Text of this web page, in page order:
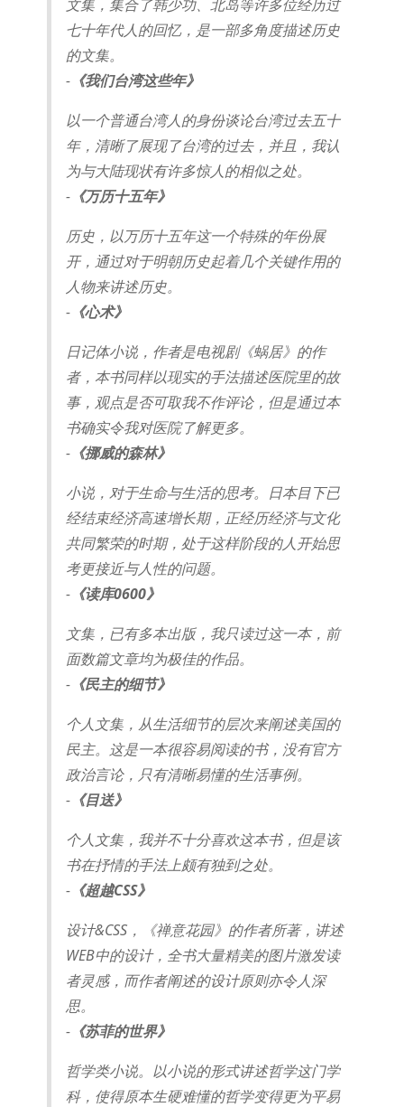
文集，集合了韩少功、北岛等许多位经历过
七十年代人的回忆，是一部多角度描述历史
的文集。
- 《我们台湾这些年》
以一个普通台湾人的身份谈论台湾过去五十
年，清晰了展现了台湾的过去，并且，我认
为与大陆现状有许多惊人的相似之处。
- 《万历十五年》
历史，以万历十五年这一个特殊的年份展
开，通过对于明朝历史起着几个关键作用的
人物来讲述历史。
- 《心术》
日记体小说，作者是电视剧《蜗居》的作
者，本书同样以现实的手法描述医院里的故
事，观点是否可取我不作评论，但是通过本
书确实令我对医院了解更多。
- 《挪威的森林》
小说，对于生命与生活的思考。日本目下已
经结束经济高速增长期，正经历经济与文化
共同繁荣的时期，处于这样阶段的人开始思
考更接近与人性的问题。
- 《读库0600》
文集，已有多本出版，我只读过这一本，前
面数篇文章均为极佳的作品。
- 《民主的细节》
个人文集，从生活细节的层次来阐述美国的
民主。这是一本很容易阅读的书，没有官方
政治言论，只有清晰易懂的生活事例。
- 《目送》
个人文集，我并不十分喜欢这本书，但是该
书在抒情的手法上颇有独到之处。
- 《超越CSS》
设计&CSS，《禅意花园》的作者所著，讲述
WEB中的设计，全书大量精美的图片激发读
者灵感，而作者阐述的设计原则亦令人深
思。
- 《苏菲的世界》
哲学类小说。以小说的形式讲述哲学这门学
科，使得原本生硬难懂的哲学变得更为平易